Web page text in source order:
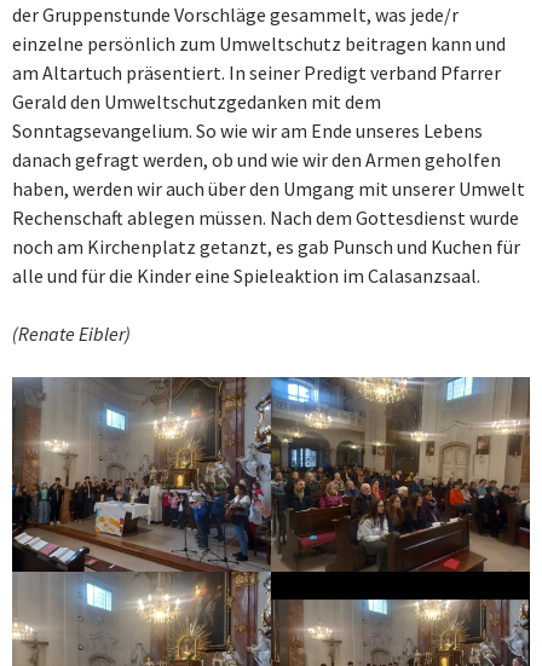
der Gruppenstunde Vorschläge gesammelt, was jede/r
einzelne persönlich zum Umweltschutz beitragen kann und
am Altartuch präsentiert. In seiner Predigt verband Pfarrer
Gerald den Umweltschutzgedanken mit dem
Sonntagsevangelium. So wie wir am Ende unseres Lebens
danach gefragt werden, ob und wie wir den Armen geholfen
haben, werden wir auch über den Umgang mit unserer Umwelt
Rechenschaft ablegen müssen. Nach dem Gottesdienst wurde
noch am Kirchenplatz getanzt, es gab Punsch und Kuchen für
alle und für die Kinder eine Spieleaktion im Calasanzsaal.
(Renate Eibler)